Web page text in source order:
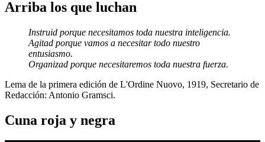
Arriba los que luchan
Instruid porque necesitamos toda nuestra inteligencia.
Agitad porque vamos a necesitar todo nuestro
entusiasmo.
Organizad porque necesitaremos toda nuestra fuerza.
Lema de la primera edición de L'Ordine Nuovo, 1919, Secretario de
Redacción: Antonio Gramsci.
Cuna roja y negra